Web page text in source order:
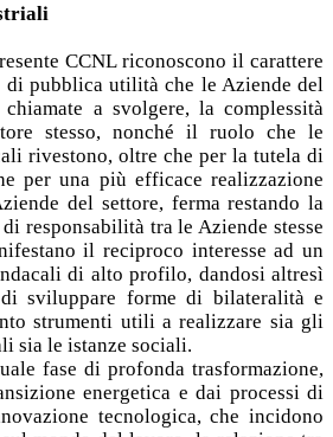
CCNL riconoscono il carattere
pubblica utilità che le Aziende del
a svolgere, la complessità
stesso, nonché il ruolo che le
rivestono, oltre che per la tutela di
per una più efficace realizzazione
del settore, ferma restando la
responsabilità tra le Aziende stesse
il reciproco interesse ad un
di alto profilo, dandosi altresì
sviluppare forme di bilateralità e
strumenti utili a realizzare sia gli
sia le istanze sociali.
fase di profonda trasformazione,
energetica e dai processi di
tecnologica, che incidono